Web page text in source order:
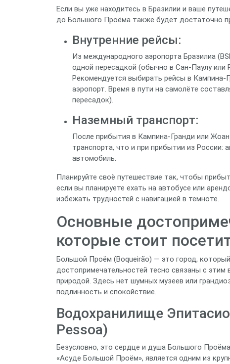
Если вы уже находитесь в Бразилии и ваше
до Большого Проёма также будет достаточно
Внутренние рейсы:
Из международного аэропорта Бразилиа
одной пересадкой (обычно в Сан-Паулу
Рекомендуется выбирать рейсы в
аэропорт. Время в пути на самолёте
пересадок).
Наземный транспорт:
После прибытия в Кампина-Гранди или
транспорта, что и при прибытии из России:
автомобиль.
Планируйте своё путешествие так, чтобы
если вы планируете ехать на автобусе или
избежать трудностей с навигацией в темноте.
Основные
которые стоит
Большой Проём (Boqueirão) — это город,
достопримечательностей тесно связаны с
природой. Здесь нет шумных музеев или
подлинность и спокойствие.
Водохранилище
Pessoa)
Безусловно, это сердце и душа Большого
«Асуде Большой Проём», является одним из